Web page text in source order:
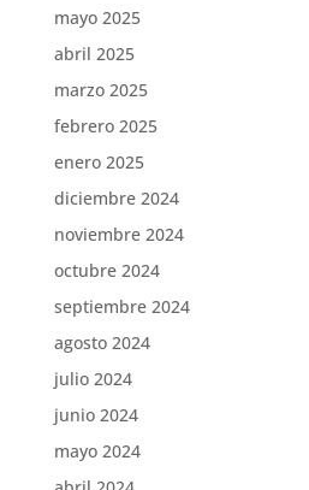
mayo 2025
abril 2025
marzo 2025
febrero 2025
enero 2025
diciembre 2024
noviembre 2024
octubre 2024
septiembre 2024
agosto 2024
julio 2024
junio 2024
mayo 2024